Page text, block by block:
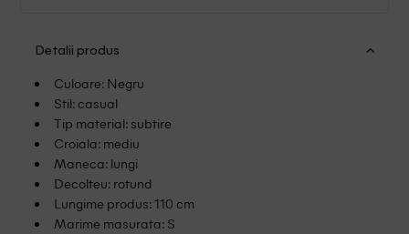
Detalii produs
Culoare: Negru
Stil: casual
Tip material: subtire
Croiala: mediu
Maneca: lungi
Decolteu: rotund
Lungime produs: 110 cm
Marime masurata: S